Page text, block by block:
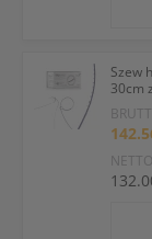
Szew
30cm
NETTO